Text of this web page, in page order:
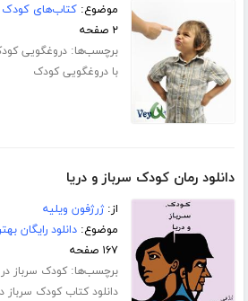
موضوع:کتاب‌های کودک
۲ صفحه
برچسب‌ها:دروغگویی
با دروغگویی کودک
دانلود رمان کودک سرباز و دریا
از:ژرژفون ویلیه
موضوع:دانلود رایگان
۱۶۷ صفحه
برچسب‌ها:کودک سرباز
دانلود کتاب کودک سرباز